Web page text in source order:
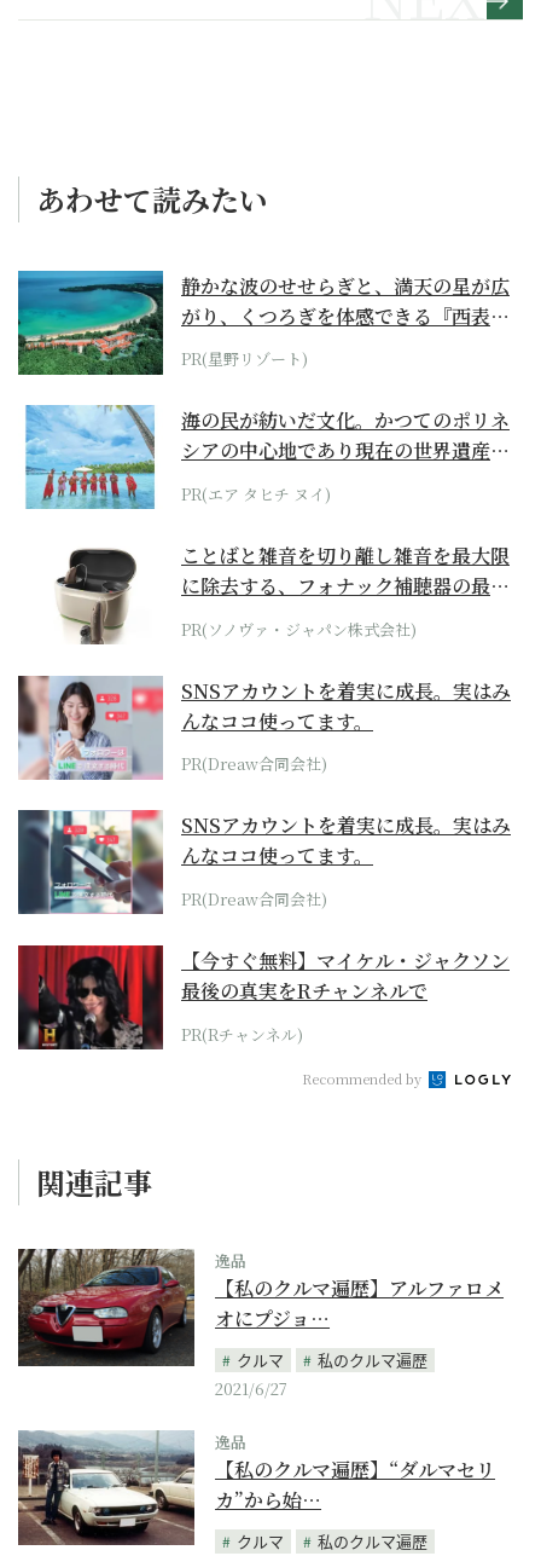
あわせて読みたい
静かな波のせせらぎと、満天の星が広
がり、くつろぎを体感できる『西表島
ホテル by...
PR(星野リゾート)
海の民が紡いだ文化。かつてのポリネ
シアの中心地であり現在の世界遺産か
らみえてくる...
PR(エア タヒチ ヌイ)
ことばと雑音を切り離し雑音を最大限
に除去する、フォナック補聴器の最上
位モデル
PR(ソノヴァ・ジャパン株式会社)
SNSアカウントを着実に成長。実はみ
んなココ使ってます。
PR(Dreaw合同会社)
SNSアカウントを着実に成長。実はみ
んなココ使ってます。
PR(Dreaw合同会社)
【今すぐ無料】マイケル・ジャクソン
最後の真実をRチャンネルで
PR(Rチャンネル)
Recommended by
関連記事
逸品
【私のクルマ遍歴】アルファロメ
オにプジョ…
クルマ
私のクルマ遍歴
2021/6/27
逸品
【私のクルマ遍歴】“ダルマセリ
カ”から始…
クルマ
私のクルマ遍歴